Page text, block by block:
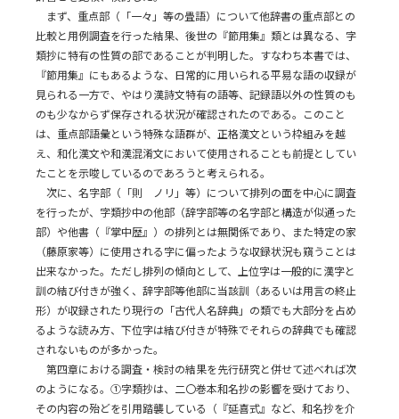
まず、重点部（「一々」等の畳語）について他辞書の重点部との
比較と用例調査を行った結果、後世の『節用集』類とは異なる、字
類抄に特有の性質の部であることが判明した。すなわち本書では、
『節用集』にもあるような、日常的に用いられる平易な語の収録が
見られる一方で、やはり漢詩文特有の語等、記録語以外の性質のも
のも少なからず保存される状況が確認されたのである。このこと
は、重点部語彙という特殊な語群が、正格漢文という枠組みを越
え、和化漢文や和漢混淆文において使用されることも前提としてい
たことを示唆しているのであろうと考えられる。
次に、名字部（「則 ノリ」等）について排列の面を中心に調査
を行ったが、字類抄中の他部（辞字部等の名字部と構造が似通った
部）や他書（『掌中歴』）の排列とは無関係であり、また特定の家
（藤原家等）に使用される字に偏ったような収録状況も窺うことは
出来なかった。ただし排列の傾向として、上位字は一般的に漢字と
訓の結び付きが強く、辞字部等他部に当該訓（あるいは用言の終止
形）が収録されたり現行の「古代人名辞典」の類でも大部分を占め
るような読み方、下位字は結び付きが特殊でそれらの辞典でも確認
されないものが多かった。
第四章における調査・検討の結果を先行研究と併せて述べれば次
のようになる。①字類抄は、二〇巻本和名抄の影響を受けており、
その内容の殆どを引用踏襲している（『延喜式』など、和名抄を介